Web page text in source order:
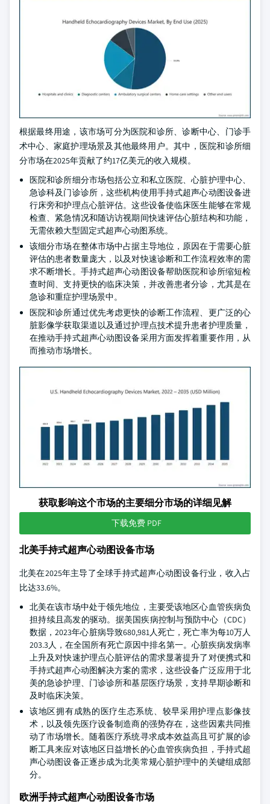
根据最终用途，该市场可分为医院和诊所、诊断中心、门诊手
术中心、家庭护理场景及其他最终用户。其中，医院和诊所细
分市场在2025年贡献了约17亿美元的收入规模。
医院和诊所细分市场包括公立和私立医院、心脏护理中心、
急诊科及门诊诊所，这些机构使用手持式超声心动图设备进
行床旁和护理点心脏评估。这些设备使临床医生能够在常规
检查、紧急情况和随访访视期间快速评估心脏结构和功能，
无需依赖大型固定式超声心动图系统。
该细分市场在整体市场中占据主导地位，原因在于需要心脏
评估的患者数量庞大，以及对快速诊断和工作流程效率的需
求不断增长。手持式超声心动图设备帮助医院和诊所缩短检
查时间、支持更快的临床决策，并改善患者分诊，尤其是在
急诊和重症护理场景中。
医院和诊所通过优先考虑更快的诊断工作流程、更广泛的心
脏影像学获取渠道以及通过护理点技术提升患者护理质量，
在推动手持式超声心动图设备采用方面发挥着重要作用，从
而推动市场增长。
获取影响这个市场的主要细分市场的详细见解
下载免费 PDF
北美手持式超声心动图设备市场
北美在2025年主导了全球手持式超声心动图设备行业，收入占
比达33.6%。
北美在该市场中处于领先地位，主要受该地区心血管疾病负
担持续且高发的驱动。据美国疾病控制与预防中心（CDC）
数据，2023年心脏病导致680,981人死亡，死亡率为每10万人
203.3人，在全国所有死亡原因中排名第一。心脏疾病发病率
上升及对快速护理点心脏评估的需求显著提升了对便携式和
手持式超声心动图解决方案的需求，这些设备广泛应用于北
美的急诊护理、门诊诊所和基层医疗场景，支持早期诊断和
及时临床决策。
该地区拥有成熟的医疗生态系统、较早采用护理点影像技
术，以及领先医疗设备制造商的强势存在，这些因素共同推
动了市场增长。随着医疗系统寻求成本效益高且可扩展的诊
断工具来应对该地区日益增长的心血管疾病负担，手持式超
声心动图设备正逐步成为北美常规心脏护理中的关键组成部
分。
欧洲手持式超声心动图设备市场